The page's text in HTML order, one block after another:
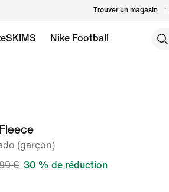
Trouver un magasin
Nike Football
(garçon)
€ 30 % de réduction